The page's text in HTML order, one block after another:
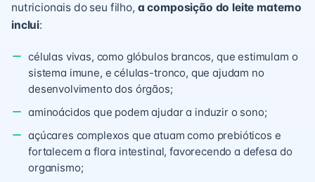
nutricionais do seu filho, a composição do leite materno
inclui:
células vivas, como glóbulos brancos, que estimulam o
sistema imune, e células-tronco, que ajudam no
desenvolvimento dos órgãos;
aminoácidos que podem ajudar a induzir o sono;
açúcares complexos que atuam como prebióticos e
fortalecem a flora intestinal, favorecendo a defesa do
organismo;